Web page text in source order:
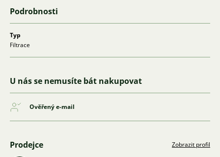
Podrobnosti
Typ
Filtrace
U nás se nemusíte bát nakupovat
Ověřený e-mail
Prodejce Zobrazit profil